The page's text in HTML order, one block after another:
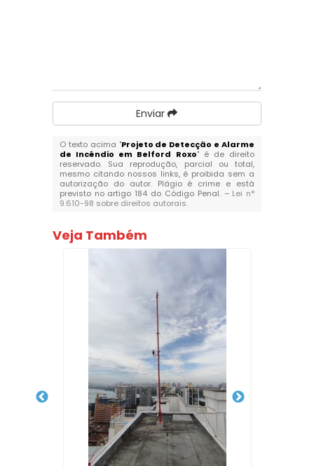
Enviar
O texto acima "Projeto de Detecção e Alarme
de Incêndio em Belford Roxo" é de direito
reservado. Sua reprodução, parcial ou total,
mesmo citando nossos links, é proibida sem a
autorização do autor. Plágio é crime e está
previsto no artigo 184 do Código Penal. – Lei n°
9.610-98 sobre direitos autorais.
Veja Também